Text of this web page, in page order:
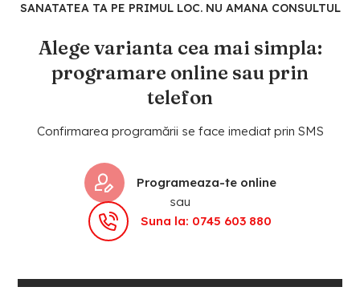
SANATATEA TA PE PRIMUL LOC. NU AMANA CONSULTUL
Alege varianta cea mai simpla:
programare online sau prin
telefon
Confirmarea programării se face imediat prin SMS
Programeaza-te online
sau
Suna la: 0745 603 880